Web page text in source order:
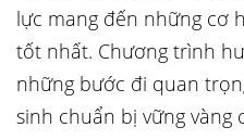
lực mang đến những cơ
tốt nhất. Chương trình
những bước đi quan
sinh chuẩn bị vững vàng